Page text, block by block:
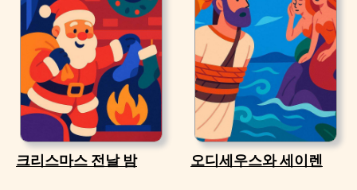
크리스마스 전날 밤 오디세우스와 세이렌